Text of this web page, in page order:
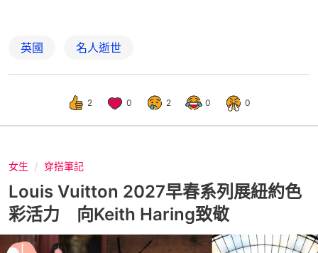
英國 名人逝世
2 0 2 0 0
女生 穿搭筆記
Louis Vuitton 2027早春系列展紐約色
彩活力 向Keith Haring致敬